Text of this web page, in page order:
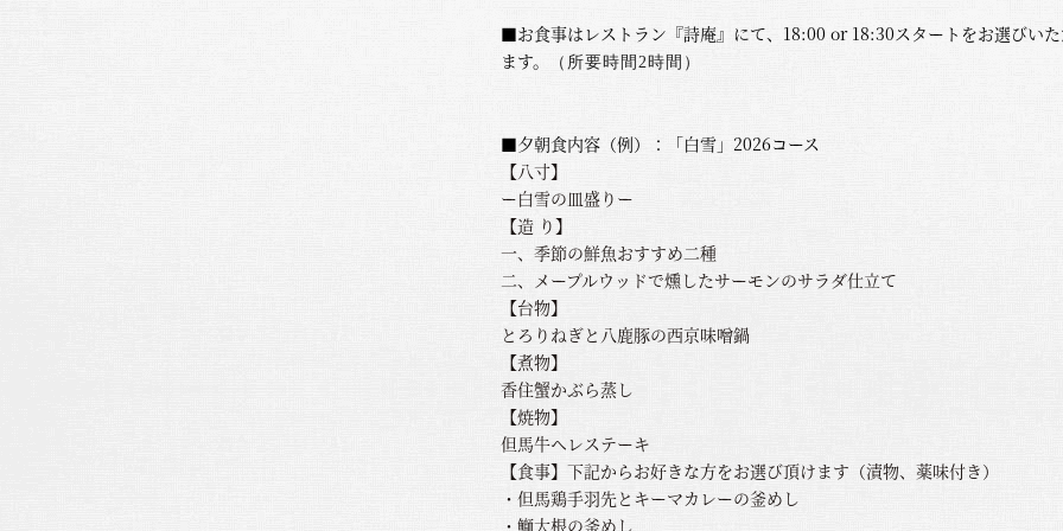
■お食事はレストラン『詩庵』にて、18:00 or 18:30スタートをお選びい
ます。
（所要時間2時間）
■夕朝食内容（例） ：
「白雪」2026コース
【八寸】
ー白雪の皿盛りー
【造 り】
一、季節の鮮魚おすすめ二種
二、メープルウッドで燻したサーモンのサラダ仕立て
【台物】
とろりねぎと八鹿豚の西京味噌鍋
【煮物】
香住蟹かぶら蒸し
【焼物】
但馬牛ヘレステーキ
【食事】下記からお好きな方をお選び頂けます（漬物、薬味付き）
・但馬鶏手羽先とキーマカレーの釜めし
・鰤大根の釜めし